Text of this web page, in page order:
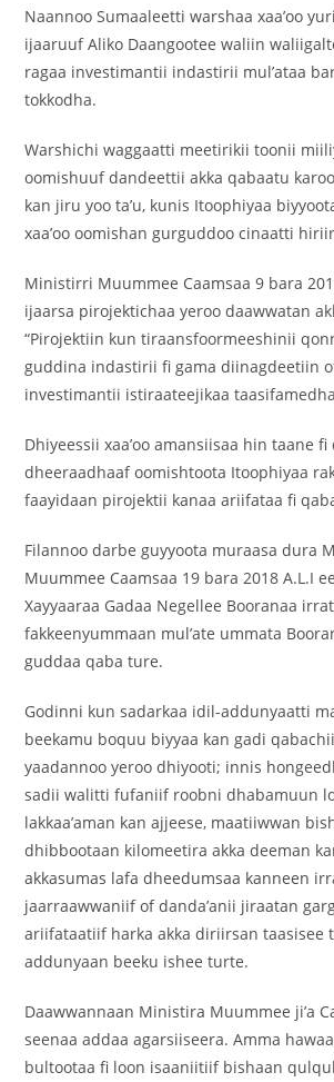
Naannoo Sumaaleetti warshaa xaa’oo
ijaaruuf Aliko Daangootee waliin
ragaa investimantii indastirii mul’ataa
tokkodha.
Warshichi waggaatti meetirikii toonii
oomishuuf dandeettii akka qabaatu
kan jiru yoo ta’u, kunis Itoophiyaa
xaa’oo oomishan gurguddoo cinaatti
Ministirri Muummee Caamsaa 9 bara
ijaarsa pirojektichaa yeroo daawwatan
“Pirojektiin kun tiraansfoormeeshinii
guddina indastirii fi gama diinagdeetiin
investimantii istiraateejikaa
Dhiyeessii xaa’oo amansiisaa hin taane
dheeraadhaaf oomishtoota Itoophiyaa
faayidaan pirojektii kanaa ariifataa fi
Filannoo darbe guyyoota muraasa dura
Muummee Caamsaa 19 bara 2018 A.L.I
Xayyaaraa Gadaa Negellee Booranaa
fakkeenyummaan mul’ate ummata
guddaa qaba ture.
Godinni kun sadarkaa idil-addunyaatti
beekamu boquu biyyaa kan gadi
yaadannoo yeroo dhiyooti; innis
sadii walitti fufaniif roobni dhabamuun
lakkaa’aman kan ajjeese, maatiiwwan
dhibbootaan kilomeetira akka deeman
akkasumas lafa dheedumsaa kanneen
jaarraawwaniif of danda’anii jiraatan
ariifataatiif harka akka diriirsan taasisee
addunyaan beeku ishee turte.
Daawwannaan Ministira Muummee ji’a
seenaa addaa agarsiiseera. Amma
bultootaa fi loon isaaniitiif bishaan